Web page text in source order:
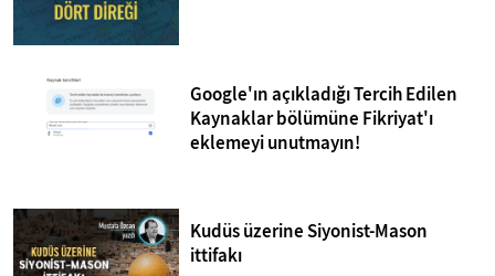
Google'ın açıkladığı Tercih Edilen
Kaynaklar bölümüne Fikriyat'ı
eklemeyi unutmayın!
Kudüs üzerine Siyonist-Mason
ittifakı